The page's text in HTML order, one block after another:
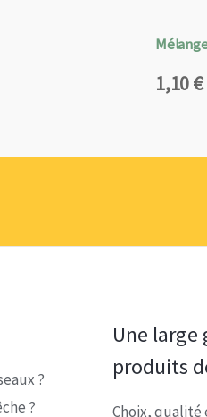
1,10€
Plage
1,10 €
?
?
Une large
produits
Choix, qualité